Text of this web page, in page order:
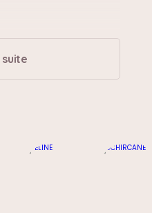
le long du
suite